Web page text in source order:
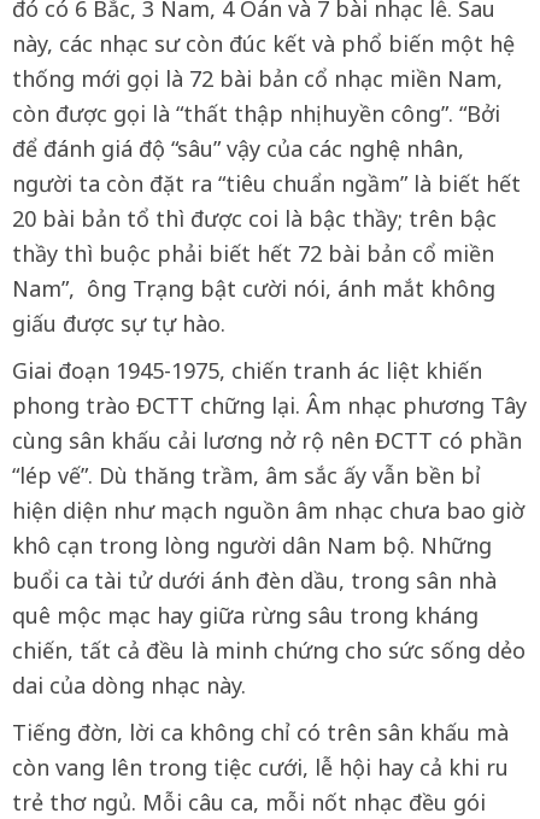
đó có 6 Bắc, 3 Nam, 4 Oán và 7 bài nhạc lễ. Sau
này, các nhạc sư còn đúc kết và phổ biến một hệ
thống mới gọi là 72 bài bản cổ nhạc miền Nam,
còn được gọi là “thất thập nhị huyền công”. “Bởi
để đánh giá độ “sâu” vậy của các nghệ nhân,
người ta còn đặt ra “tiêu chuẩn ngầm” là biết hết
20 bài bản tổ thì được coi là bậc thầy; trên bậc
thầy thì buộc phải biết hết 72 bài bản cổ miền
Nam”, ông Trạng bật cười nói, ánh mắt không
giấu được sự tự hào.
Giai đoạn 1945-1975, chiến tranh ác liệt khiến
phong trào ĐCTT chững lại. Âm nhạc phương Tây
cùng sân khấu cải lương nở rộ nên ĐCTT có phần
“lép vế”. Dù thăng trầm, âm sắc ấy vẫn bền bỉ
hiện diện như mạch nguồn âm nhạc chưa bao giờ
khô cạn trong lòng người dân Nam bộ. Những
buổi ca tài tử dưới ánh đèn dầu, trong sân nhà
quê mộc mạc hay giữa rừng sâu trong kháng
chiến, tất cả đều là minh chứng cho sức sống dẻo
dai của dòng nhạc này.
Tiếng đờn, lời ca không chỉ có trên sân khấu mà
còn vang lên trong tiệc cưới, lễ hội hay cả khi ru
trẻ thơ ngủ. Mỗi câu ca, mỗi nốt nhạc đều gói